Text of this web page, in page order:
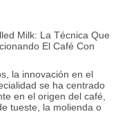
Milk: La Técnica Que
El Café Con
la innovación en el
se ha centrado
en el origen del café,
tueste, la molienda o